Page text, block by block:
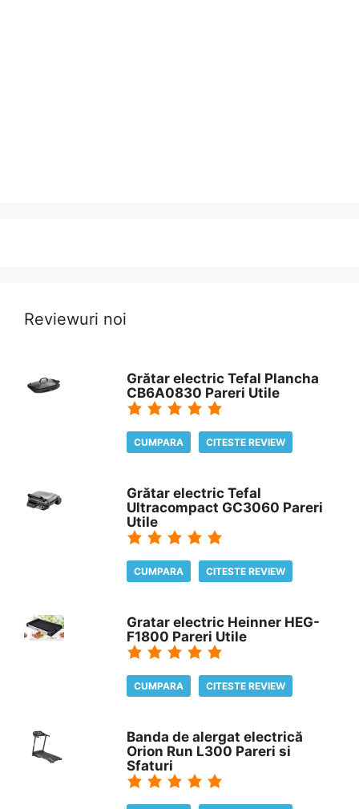
Reviewuri noi
Grătar electric Tefal Plancha
CB6A0830 Pareri Utile
CUMPARA CITESTE REVIEW
Grătar electric Tefal
Ultracompact GC3060 Pareri
Utile
CUMPARA CITESTE REVIEW
Gratar electric Heinner HEG-
F1800 Pareri Utile
CUMPARA CITESTE REVIEW
Banda de alergat electrică
Orion Run L300 Pareri si
Sfaturi